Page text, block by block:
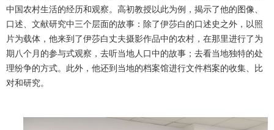
中国农村生活的经历和观察。高初教授以此为例，揭示了他的图像、
口述、文献研究中三个层面的故事：除了伊莎白的口述史之外，以照
片为载体，他来到了伊莎白丈夫摄影作品中的农村，在那里进行了为
期八个月的参与式观察，去听当地人口中的故事；去看当地独特的处
理纷争的方式。此外，他还到当地的档案馆进行文件档案的收集、比
对和研究。